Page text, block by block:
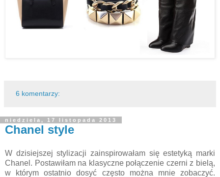
6 komentarzy:
niedziela, 17 listopada 2013
Chanel style
W dzisiejszej stylizacji zainspirowałam się estetyką marki
Chanel. Postawiłam na klasyczne połączenie czerni z bielą,
w którym ostatnio dosyć często można mnie zobaczyć.